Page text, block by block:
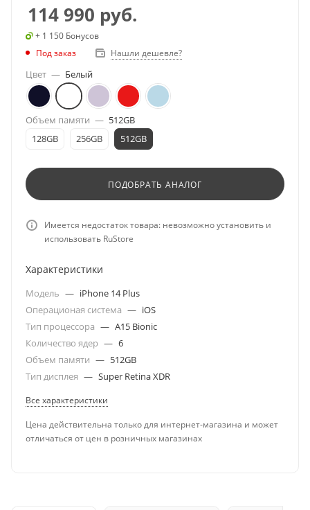
114 990 руб.
+ 1 150 Бонусов
Под заказ
Нашли дешевле?
Цвет — Белый
Объем памяти — 512GB
128GB
256GB 512GB
ПОДОБРАТЬ АНАЛОГ
Имеется недостаток товара: невозможно установить и
использовать RuStore
Характеристики
Модель — iPhone 14 Plus
Операционая система — iOS
Тип процессора — A15 Bionic
Количество ядер — 6
Объем памяти — 512GB
Тип дисплея — Super Retina XDR
Все характеристики
Цена действительна только для интернет-магазина и может
отличаться от цен в розничных магазинах